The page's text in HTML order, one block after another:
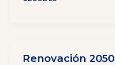
Renovación 2050